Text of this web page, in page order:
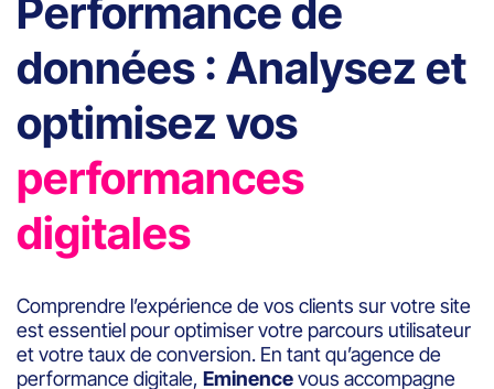
Performance de
données : Analysez et
optimisez vos
performances
digitales
Comprendre l’expérience de vos clients sur votre site
est essentiel pour optimiser votre parcours utilisateur
et votre taux de conversion. En tant qu’agence de
performance digitale, Eminencevous accompagne